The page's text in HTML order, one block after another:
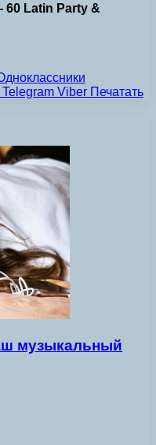
60 Latin Party &
Telegram Viber Печатать
музыкальный